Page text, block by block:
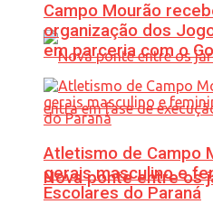
Nova ponte entre os
Campo Mourão
organização dos
em parceria com o
Atletismo de Campo
gerais masculino e
Escolares do Paraná